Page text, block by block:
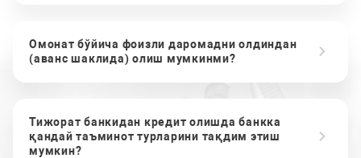
Омонат бўйича фоизли даромадни олдиндан
(аванс шаклида) олиш мумкинми?
Тижорат банкидан кредит олишда банкка
қандай таъминот турларини тақдим этиш
мумкин?